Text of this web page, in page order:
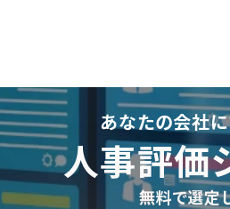
あなたの会社
人事評価
無料で選定